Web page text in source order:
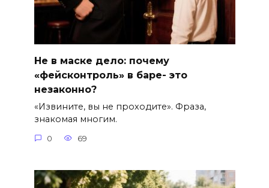
Не в маске дело: почему
«фейсконтроль» в баре- это
незаконно?
«Извините, вы не проходите». Фраза,
знакомая многим.
0 69